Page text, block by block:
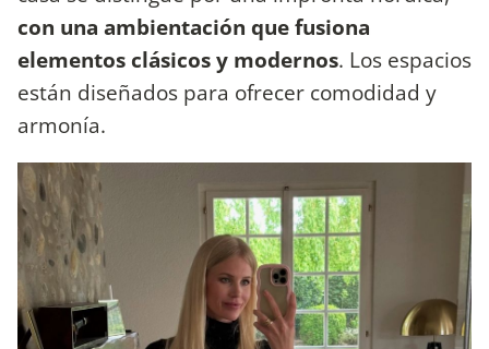
con una ambientación que fusiona
elementos clásicos y modernos. Los espacios
están diseñados para ofrecer comodidad y
armonía.